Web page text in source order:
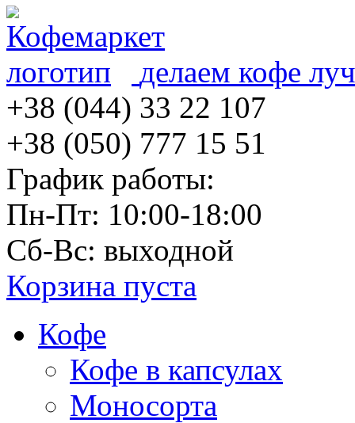
делаем кофе
+38 (044) 33 22 107
+38 (050) 777 15 51
График работы:
Пн-Пт: 10:00-18:00
Сб-Вс: выходной
Корзина пуста
Кофе
Кофе в капсулах
Моносорта